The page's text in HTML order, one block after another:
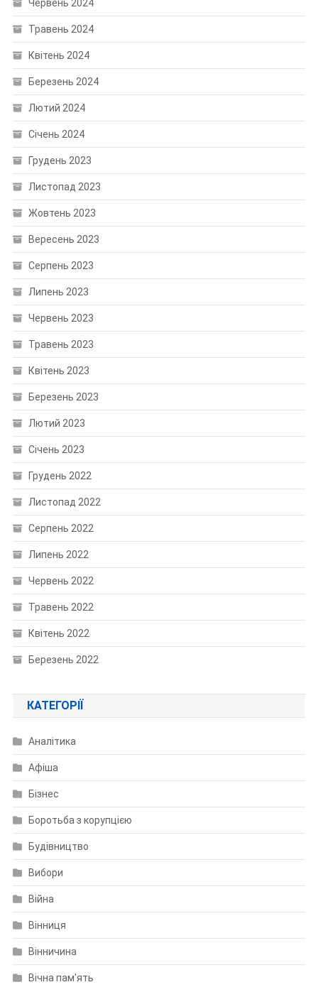
Червень 2024
Травень 2024
Квітень 2024
Березень 2024
Лютий 2024
Січень 2024
Грудень 2023
Листопад 2023
Жовтень 2023
Вересень 2023
Серпень 2023
Липень 2023
Червень 2023
Травень 2023
Квітень 2023
Березень 2023
Лютий 2023
Січень 2023
Грудень 2022
Листопад 2022
Серпень 2022
Липень 2022
Червень 2022
Травень 2022
Квітень 2022
Березень 2022
КАТЕГОРІЇ
Аналітика
Афіша
Бізнес
Боротьба з корупцією
Будівництво
Вибори
Війна
Вінниця
Вінничина
Вічна пам'ять